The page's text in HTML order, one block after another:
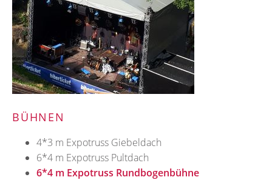
BÜHNEN
4*3 m Expotruss Giebeldach
6*4 m Expotruss Pultdach
6*4 m Expotruss Rundbogenbühne